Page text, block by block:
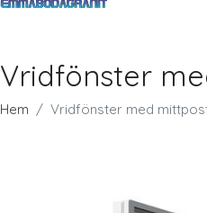
Vridfönster
Hem Vridfönster med mittpost